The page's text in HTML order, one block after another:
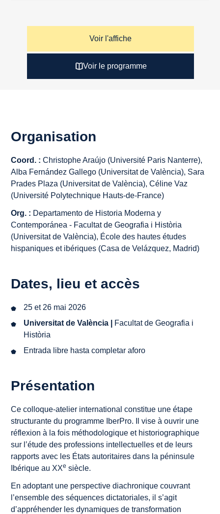
Voir l'affiche
Voir le programme
Organisation
Coord. : Christophe Araújo (Université Paris Nanterre),
Alba Fernández Gallego (Universitat de València), Sara
Prades Plaza (Universitat de València), Céline Vaz
(Université Polytechnique Hauts-de-France)
Org. : Departamento de Historia Moderna y
Contemporánea - Facultat de Geografia i Història
(Universitat de València), École des hautes études
hispaniques et ibériques (Casa de Velázquez, Madrid)
Dates, lieu et accès
25 et 26 mai 2026
Universitat de València |
Facultat de Geografia i
Història
Entrada libre hasta completar aforo
Présentation
Ce colloque-atelier international constitue une étape
structurante du programme IberPro. Il vise à ouvrir une
réflexion à la fois méthodologique et historiographique
sur l’étude des professions intellectuelles et de leurs
rapports avec les États autoritaires dans la péninsule
Ibérique au XXe siècle.
En adoptant une perspective diachronique couvrant
l’ensemble des séquences dictatoriales, il s’agit
d’appréhender les dynamiques de transformation